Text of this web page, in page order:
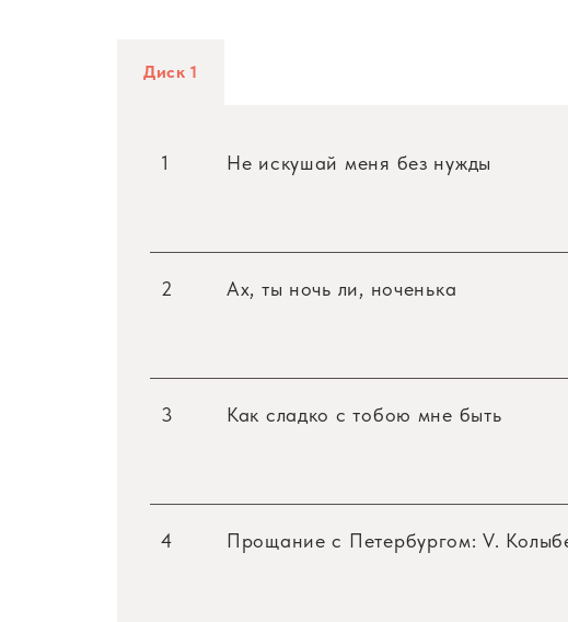
Диск 1
1 Не искушай меня без нужды
2 Ах, ты ночь ли, ноченька
3 Как сладко с тобою мне быть
4 Прощание с Петербургом: V.